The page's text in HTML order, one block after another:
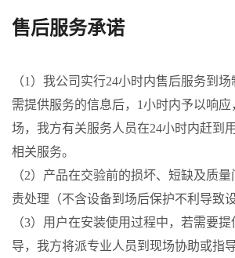
售后服务承诺
（1）我公司实行24小时内售后服务到
需提供服务的信息后，1小时内予以响
场，我方有关服务人员在24小时内赶到
相关服务。
（2）产品在交验前的损坏、短缺及质
责处理（不含设备到场后保护不利导致
（3）用户在安装使用过程中，若需要
导，我方将派专业人员到现场协助或指